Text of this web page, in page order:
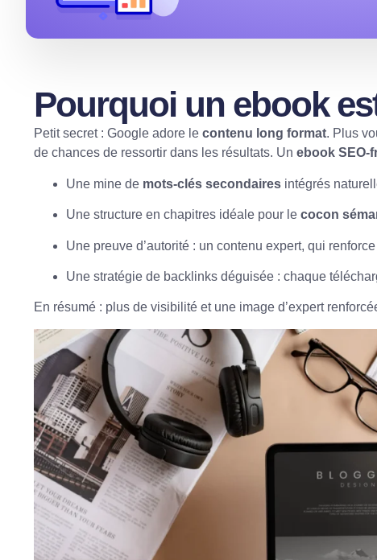
Pourquoi un ebook
Petit secret : Google adore le contenu long format. Plus
de chances de ressortir dans les résultats. Un ebook SEO-
Une mine de mots-clés secondaires intégrés
Une structure en chapitres idéale pour le cocon
Une preuve d’autorité : un contenu expert, qui
Une stratégie de backlinks déguisée : chaque
En résumé : plus de visibilité et une image d’expert